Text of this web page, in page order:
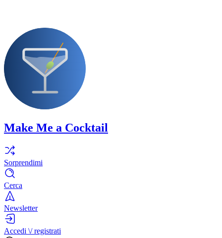
Make Me a Cocktail
Sorprendimi
Cerca
Newsletter
Accedi \/ registrati